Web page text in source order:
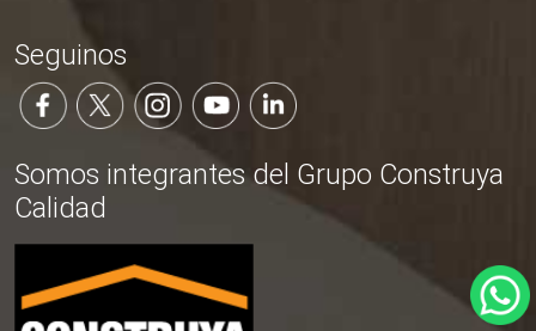
Seguinos
Somos integrantes del Grupo Construya
Calidad